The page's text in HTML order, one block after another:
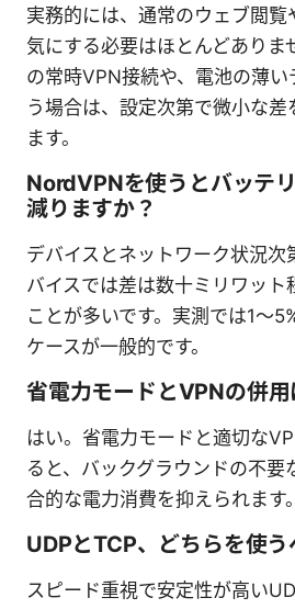
実務的には、通常のウェブ閲覧
気にする必要はほとんどありま
の常時VPN接続や、電池の薄
う場合は、設定次第で微小な差
ます。
NordVPNを使うとバッテ
減りますか？
デバイスとネットワーク状況次
バイスでは差は数十ミリワット
ことが多いです。実測では1～
ケースが一般的です。
省電力モードとVPNの併用
はい。省電力モードと適切な
ると、バックグラウンドの不要
合的な電力消費を抑えられます。
UDPとTCP、どちらを使う
スピード重視で安定性が高い